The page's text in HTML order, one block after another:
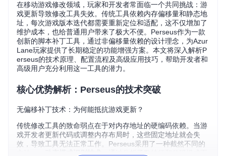
在移动游戏修改领域，玩家和开发者常面临一个共同挑战：游
戏更新导致修改工具失效。传统工具依赖内存偏移量和静态地
址，每次游戏版本迭代都需要重新定位和适配，这不仅增加了
维护成本，也给普通用户带来了极大不便。Perseus作为一款
创新的脚本补丁工具，通过非偏移量依赖的设计理念，为Azur
Lane玩家提供了长期稳定的功能增强方案。本文将深入解析P
erseus的技术原理、配置流程及高级应用技巧，帮助开发者和
高级用户充分利用这一工具的潜力。
核心优势解析：Perseus的技术突破
无偏移补丁技术：为何能抵抗游戏更新？
传统修改工具的致命弱点在于对内存地址的硬编码依赖。当游
戏开发者更新代码或调整内存布局时，这些固定地址就会失
效，导致工具无法正常工作。Perseus采用了一种截然不同的